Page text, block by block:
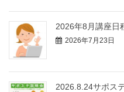
2026年8月講座日
2026年7月23日
2026.8.24サポス